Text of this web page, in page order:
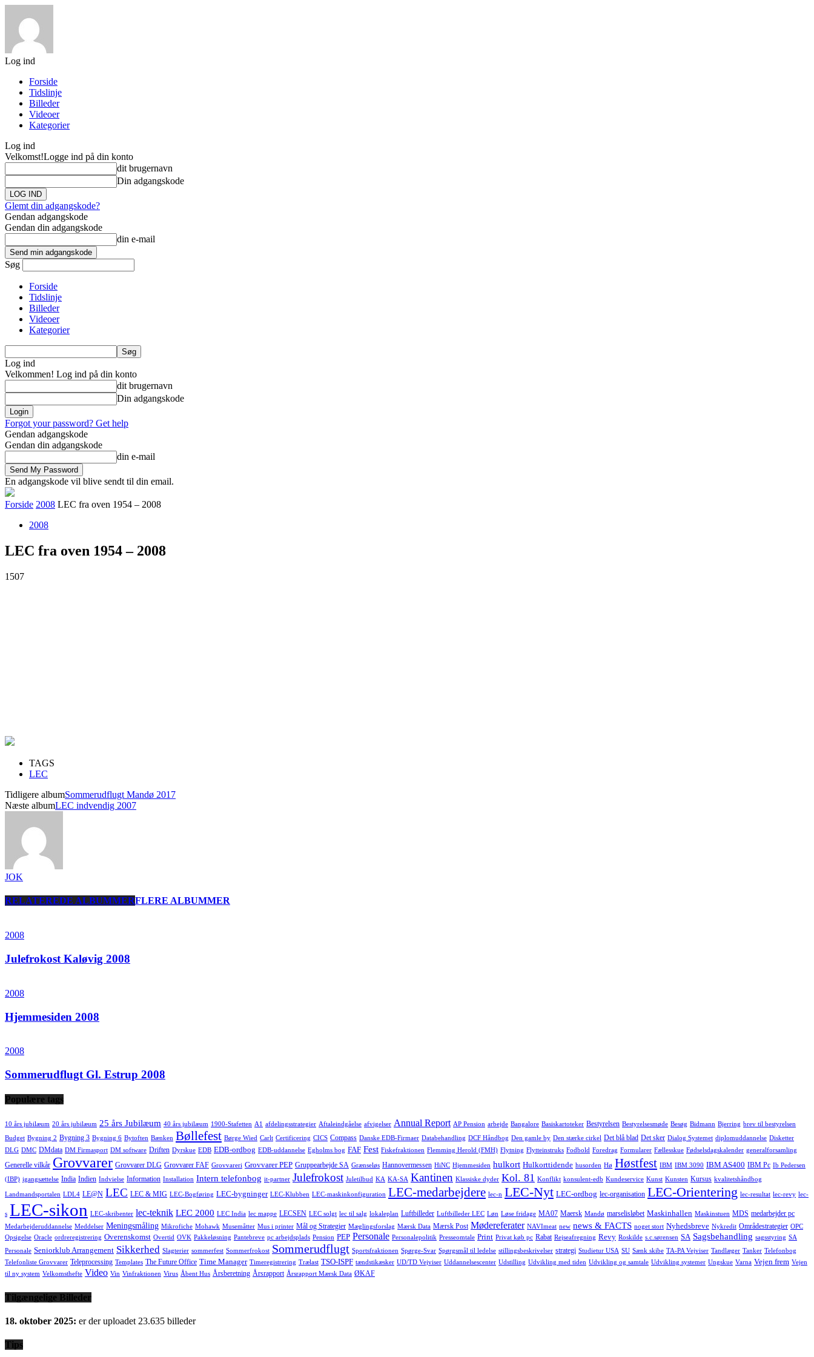
Log ind
Forside
Tidslinje
Billeder
Videoer
Kategorier
Log ind
Velkomst!Logge ind på din konto
dit brugernavn
Din adgangskode
Glemt din adgangskode?
Gendan adgangskode
Gendan din adgangskode
din e-mail
Søg
Forside
Tidslinje
Billeder
Videoer
Kategorier
Log ind
Velkommen! Log ind på din konto
dit brugernavn
Din adgangskode
Forgot your password? Get help
Gendan adgangskode
Gendan din adgangskode
din e-mail
En adgangskode vil blive sendt til din email.
Forside 2008 LEC fra oven 1954 – 2008
2008
LEC fra oven 1954 – 2008
1507
TAGS
LEC
Tidligere albumSommerudflugt Mandø 2017
Næste albumLEC indvendig 2007
JOK
RELATEREDE ALBUMMERFLERE ALBUMMER
2008
Julefrokost Kaløvig 2008
2008
Hjemmesiden 2008
2008
Sommerudflugt Gl. Estrup 2008
Populære tags
10 års jubilæum 20 års jubilæum 25 års Jubilæum 40 års jubilæum 1900-Stafetten A1 afdelingsstrategier Aftaleindgåelse afvigelser Annual Report AP Pension arbejde Bangalore Basiskartoteker Bestyrelsen Bestyrelsesmøde Besøg Bidmann Bjerring brev til bestyrelsen
Budget Bygning 2 Bygning 3 Bygning 6 Bytoften Bænken Bøllefest Børge Wied Carlt Certificering CICS Compass Danske EDB-Firmaer Databehandling DCF Håndbog Den gamle by Den stærke cirkel Det blå blad Det sker Dialog Systemet diplomuddannelse Disketter
DLG DMC DMdata DM Firmasport DM software Driften Dyrskue EDB EDB-ordbog EDB-uddannelse Egholms bog FAF Fest Fiskefraktionen Flemming Herold (FMH) Flytning Flytteinstruks Fodbold Foredrag Formularer Fællesskue Fødselsdagskalender generalforsamling
Generelle vilkår Grovvarer Grovvarer DLG Grovvarer FAF Grovvareri Grovvarer PEP Gruppearbejde SA Grænseløs Hannovermessen HiNC Hjemmesiden hulkort Hulkorttidende husorden Hø Høstfest IBM IBM 3090 IBM AS400 IBM Pc Ib Pedersen
(IBP) igangsættelse India Indien Indvielse Information Installation Intern telefonbog it-partner Julefrokost Juletilbud KA KA-SA Kantinen Klassiske dyder Kol. 81 Konflikt konsulent-edb Kundeservice Kunst Kunsten Kursus kvalitetshåndbog
Landmandsportalen LDL4 LE@N LEC LEC & MIG LEC-Bogføring LEC-bygninger LEC-Klubben LEC-maskinkonfiguration LEC-medarbejdere lec-n LEC-Nyt LEC-ordbog lec-organisation LEC-Orientering lec-resultat lec-revy lec-
s LEC-sikon LEC-skribenter lec-teknik LEC 2000 LEC India lec mappe LECSEN LEC solgt lec til salg lokaleplan Luftbilleder Luftbilleder LEC Løn Løse fridage MA07 Maersk Mandø marselisløbet Maskinhallen Maskinstuen MDS medarbejder pc
Medarbejderuddannelse Meddelser Meningsmåling Mikrofiche Mohawk Musemåtter Mus i printer Mål og Strategier Mæglingsforslag Mærsk Data Mærsk Post Mødereferater NAVImeat new news & FACTS noget stort Nyhedsbreve Nykredit Områdestrategier OPC
Opsigelse Oracle ordreregistrering Overenskomst Overtid OVK Pakkeløsning Pantebreve pc arbejdsplads Pension PEP Personale Personalepolitik Presseomtale Print Privat køb pc Rabat Rejseafregning Revy Roskilde s.c.sørensen SA Sagsbehandling sagsstyring SA
Personale Seniorklub Arrangement Sikkerhed Slagterier sommerfest Sommerfrokost Sommerudflugt Sportsfraktionen Spørge-Svar Spørgsmål til ledelse stillingsbeskrivelser strategi Studietur USA SU Sænk skibe TA-PA Vejviser Tandlæger Tanker Telefonbog
Telefonliste Grovvarer Teleprocessing Templates The Future Office Time Manager Timeregistrering Trælast TSO-ISPF tændstikæsker UD/TD Vejviser Uddannelsescenter Udstilling Udvikling med tiden Udvikling og samtale Udvikling systemer Ungskue Varna Vejen frem Vejen
til ny system Velkomsthefte Video Vin Vinfraktionen Virus Åbent Hus Årsberetning Årsrapport Årsrapport Mærsk Data ØKAF
Tilgængelige Billeder
18. oktober 2025: er der uploadet 23.635 billeder
Tips